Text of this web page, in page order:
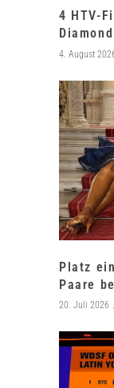
4 HTV-
4. August
Platz
Paare
20. Juli 2026